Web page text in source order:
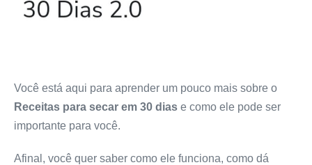
Você está aqui para aprender um pouco mais sobre o
Receitas para secar em 30 dias e como ele pode ser
importante para você.
Afinal, você quer saber como ele funciona, como dá